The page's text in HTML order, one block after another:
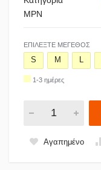
MPN
ΕΠΙΛΈΞΤΕ ΜΈΓΕΘΟΣ
S M L
1-3 ημέρες
Αγαπημένο